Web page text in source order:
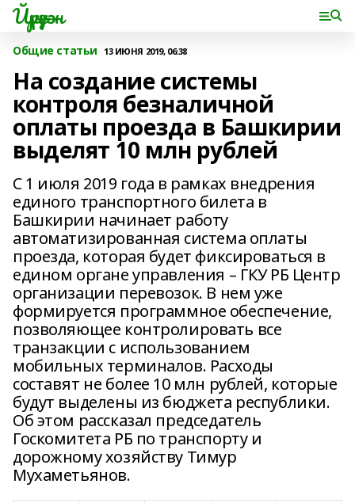
Йүрүҙән
Общие статьи 13 ИЮНЯ 2019, 06:38
На создание системы
контроля безналичной
оплаты проезда в Башкирии
выделят 10 млн рублей
С 1 июля 2019 года в рамках внедрения
единого транспортного билета в
Башкирии начинает работу
автоматизированная система оплаты
проезда, которая будет фиксироваться в
едином органе управления – ГКУ РБ Центр
организации перевозок. В нем уже
формируется программное обеспечение,
позволяющее контролировать все
транзакции с использованием
мобильных терминалов. Расходы
составят не более 10 млн рублей, которые
будут выделены из бюджета республики.
Об этом рассказал председатель
Госкомитета РБ по транспорту и
дорожному хозяйству Тимур
Мухаметьянов.